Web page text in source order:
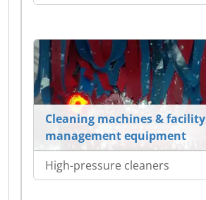
Cleaning machines & facility
management equipment
High-pressure cleaners